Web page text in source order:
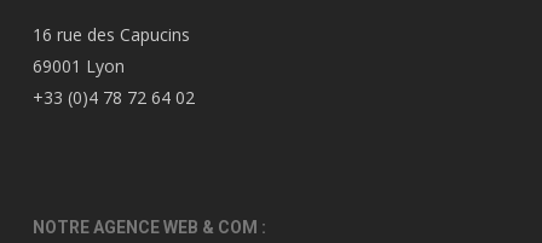
16 rue des Capucins
69001 Lyon
+33 (0)4 78 72 64 02
NOTRE AGENCE WEB & COM :